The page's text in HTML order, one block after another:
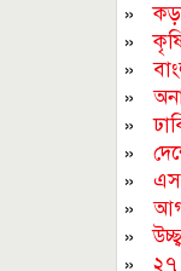
»
»
»
»
»
»
»
»
»
» ২৭